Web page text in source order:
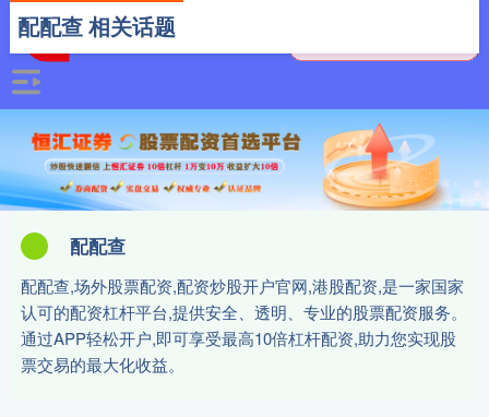
配配查
配配查,场外股票配资,配资炒股开户官网,港股配资,是一家国家
认可的配资杠杆平台,提供安全、透明、专业的股票配资服务。
通过APP轻松开户,即可享受最高10倍杠杆配资,助力您实现股
票交易的最大化收益。
配配查 相关话题